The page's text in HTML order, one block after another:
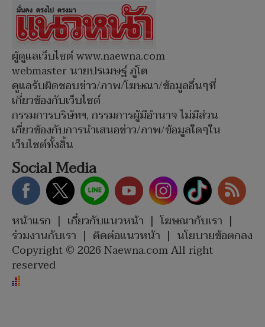
ผู้ดูแลเว็บไซต์ www.naewna.com
webmaster นายปรเมษฐ์ ภู่โต
ดูแลรับผิดชอบข่าว/ภาพ/โฆษณา/ข้อมูลอื่นๆที่
เกี่ยวข้องกับเว็บไซต์
กรรมการบริษัทฯ, กรรมการผู้มีอำนาจ ไม่มีส่วน
เกี่ยวข้องกับการนำเสนอข่าว/ภาพ/ข้อมูลใดๆใน
เว็บไซต์ทั้งสิ้น
Social Media
หน้าแรก | เกี่ยวกับแนวหน้า | โฆษณากับเรา |
ร่วมงานกับเรา | ติดต่อแนวหน้า | นโยบายข้อตกลง
Copyright © 2026 Naewna.com All right
reserved